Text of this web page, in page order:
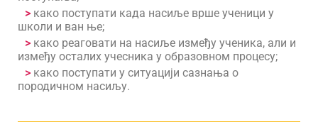
> како поступати када насиље врше ученици у
школи и ван ње;
> како реаговати на насиље између ученика, али и
између осталих учесника у образовном процесу;
> како поступати у ситуацији сазнања о
породичном насиљу.